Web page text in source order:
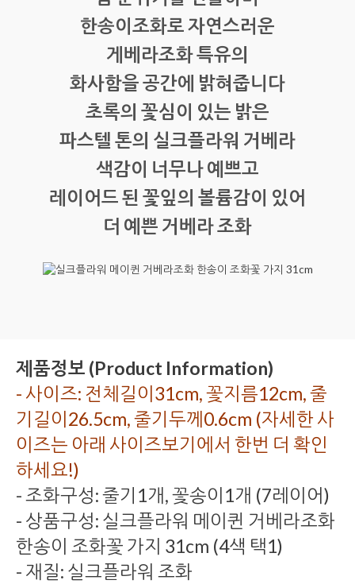
한송이조화로 자연스러운
게베라조화 특유의
화사함을 공간에 밝혀줍니다
초록의 꽃심이 있는 밝은
파스텔 톤의 실크플라워 거베라
색감이 너무나 예쁘고
레이어드 된 꽃잎의 볼륨감이 있어
더 예쁜 거베라 조화
제품정보 (Product Information)
- 사이즈: 전체길이31cm, 꽃지름12cm, 줄
기길이26.5cm, 줄기두께0.6cm (자세한 사
이즈는 아래 사이즈보기에서 한번 더 확인
하세요!)
- 조화구성: 줄기1개, 꽃송이1개 (7레이어)
- 상품구성: 실크플라워 메이퀸 거베라조화
한송이 조화꽃 가지 31cm (4색 택1)
- 재질: 실크플라워 조화